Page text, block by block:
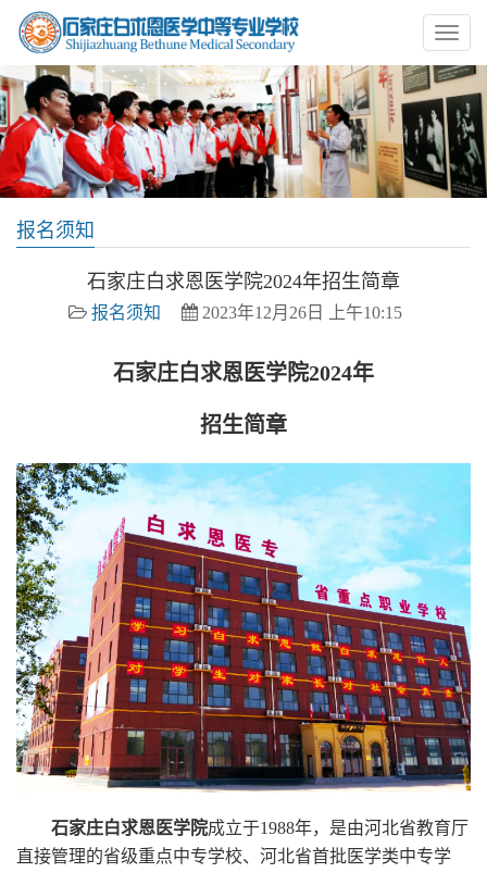
报名须知
石家庄白求恩医学院2024年招生简章
报名须知 2023年12月26日 上午10:15
石家庄白求恩医学院2024年
招生简章
石家庄白求恩医学院成立于1988年，是由河北省教育厅
直接管理的省级重点中专学校、河北省首批医学类中专学